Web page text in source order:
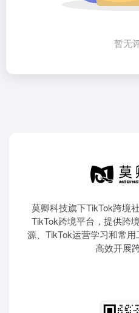
暂无
莫卿科技旗下TikTok跨境
TikTok跨境平台，提供跨
源、TikTok运营学习和常
高效开展